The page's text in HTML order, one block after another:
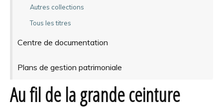
Autres collections
Tous les titres
Centre de documentation
Plans de gestion patrimoniale
Au fil de la grande ceinture